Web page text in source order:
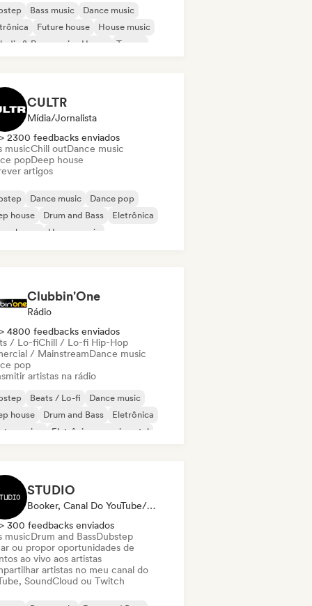
Bass music
Dance music
Future house
House music
& Progressive House
Trance
CULTR
Mídia/Jornalista
> 2300 feedbacks enviados
musicChill outDance music
popDeep house
artigos
Dance music
Dance pop
house
Drum and Bass
Eletrônica
house
House music
Clubbin'One
Rádio
> 4800 feedbacks enviados
/ Lo-fiChill / Lo-fi Hip-Hop
/ MainstreamDance music
pop
artistas na rádio
Beats / Lo-fi
Dance music
house
Drum and Bass
Eletrônica
swing
Eletrônica experimental
STUDIO
Booker, Canal Do YouTube/Twitch
> 300 feedbacks enviados
musicDrum and BassDubstep
ou propor oportunidades de
ao vivo aos artistas
artistas no meu canal do
SoundCloud ou Twitch